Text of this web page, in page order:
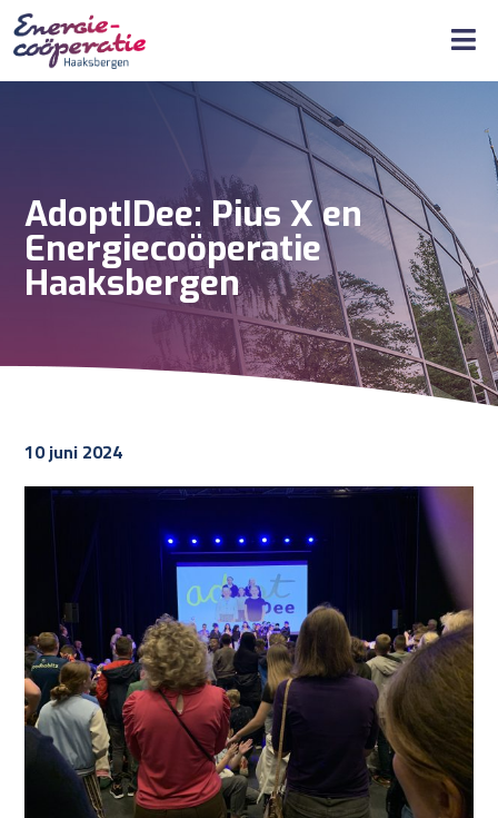
AdoptIDee: Pius X en
Energiecoöperatie
Haaksbergen
10 juni 2024